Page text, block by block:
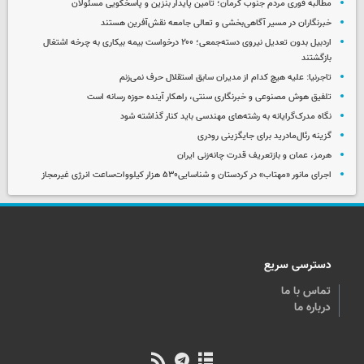
مطالبه فوری مردم جنوب کرمان؛ تأمین پایدار بنزین و پاسخگویی مسئولان
خبرنگاران در مسیر آگاهی‌بخشی و تعالی جامعه نقش‌آفرین هستند
اردبیل بدون تعدیل نیروی دسته‌جمعی؛ ۲۰۰ درخواست بیمه بیکاری به چرخه اشتغال
بازگشتند
تاجرنیا: علیه هیچ کدام از مدیران سابق استقلال حرف نمی‌زنم
تلفیق هوش مصنوعی و خبرنگاری سنتی، راهکار آینده حوزه رسانه است
نگاه مدرک‌گرایانه به رشته‌های مهندسی باید کنار گذاشته شود
گزینه رئال‌مادرید برای جایگزینی رودری
هرمز، عمان و بازتعریف قدرت چانه‌زنی ایران
اجرای مانور ‌«مهتاب» در کردستان‌ و شناسایی۵۳۰ هزار کیلووات‌ساعت انرژی غیرمجاز ‌
دسترسی سریع
تماس با ما
درباره ما